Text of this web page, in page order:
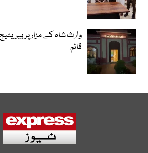
وارث شاہ کے مزار پر
قائم